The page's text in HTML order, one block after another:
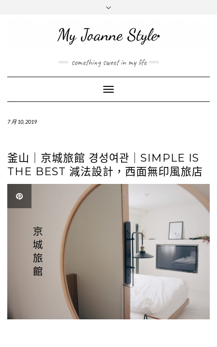
JOANNE
something sweet in my life
Toggle
Navigation
7 月 10, 2019
釜山｜京城旅館 경성여관｜SIMPLE IS
THE BEST 減法設計，西面無印風旅店